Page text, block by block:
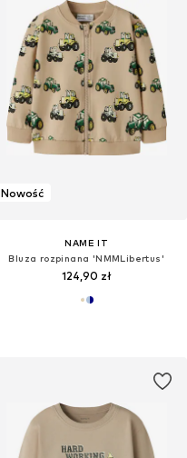
Nowość
NAME IT
Bluza rozpinana 'NMMLibertus'
124,90 zł